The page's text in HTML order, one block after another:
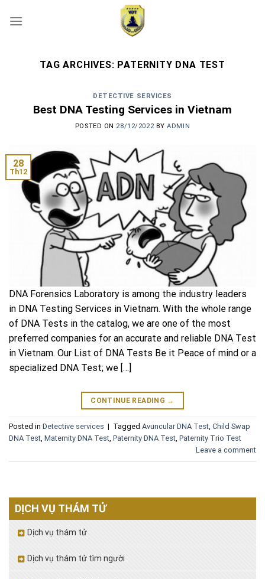
TAG ARCHIVES: PATERNITY DNA TEST
DETECTIVE SERVICES
Best DNA Testing Services in Vietnam
POSTED ON 28/12/2022BYADMIN
28
Th12
DNA Forensics Laboratory is among the industry leaders
in DNA Testing Services in Vietnam. With the whole range
of DNA Tests in the catalog, we are one of the most
preferred companies for an accurate and reliable DNA Test
in Vietnam. Our List of DNA Tests Be it Peace of mind or a
specialized DNA Test; we […]
CONTINUE READING →
Posted in Detective services | Tagged Avuncular DNA Test, Child Swap
DNA Test, Maternity DNA Test, Paternity DNA Test, Paternity Trio Test
Leave a comment
DỊCH VỤ THÁM TỬ
Dịch vụ thám tử
Dịch vụ thám tử tìm người